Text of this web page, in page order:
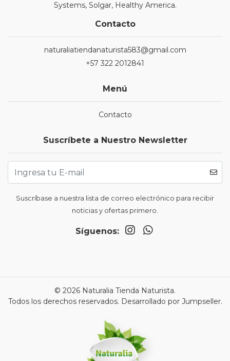
Systems, Solgar, Healthy America.
Contacto
naturaliatiendanaturista583@gmail.com
+57 322 2012841
Menú
Contacto
Suscríbete a Nuestro Newsletter
Suscríbase a nuestra lista de correo electrónico para recibir
noticias y ofertas primero.
Síguenos:
© 2026 Naturalia Tienda Naturista.
Todos los derechos reservados. Desarrollado por Jumpseller.